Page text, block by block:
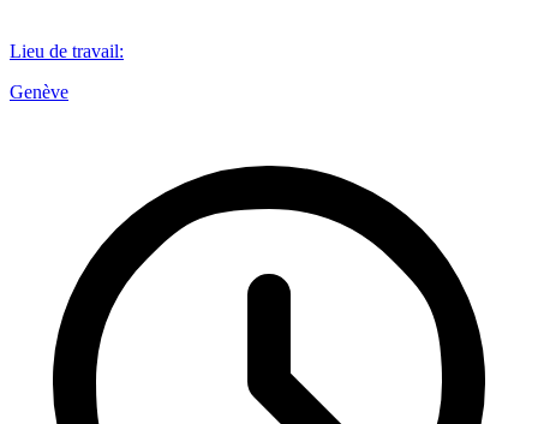
Lieu de travail:
Genève